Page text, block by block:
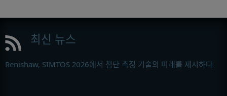
최신 뉴스
Renishaw, SIMTOS 2026에서 첨단 측정 기술의 미래를 제시하다